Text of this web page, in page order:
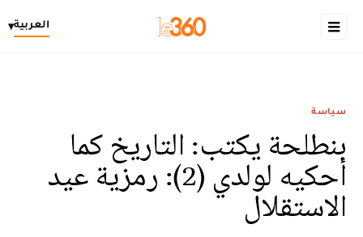
العربية▾
سياسة
بنطلحة يكتب: التاريخ كما
أحكيه لولدي (2): رمزية عيد
الاستقلال